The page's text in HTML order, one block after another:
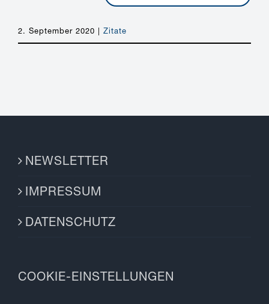
2. September 2020 | Zitate
NEWSLETTER
IMPRESSUM
DATENSCHUTZ
COOKIE-EINSTELLUNGEN